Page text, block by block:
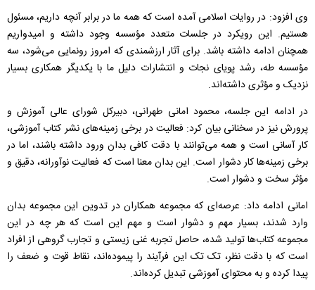
وی افزود: در روایات اسلامی آمده است که همه ما در برابر آنچه داریم، مسئول
هستیم. این رویکرد در جلسات متعدد مؤسسه وجود داشته و امیدواریم
همچنان ادامه داشته باشد. برای آثار ارزشمندی که امروز رونمایی می‌شود، سه
مؤسسه طه، رشد پویای نجات و انتشارات دلیل ما با یکدیگر همکاری بسیار
نزدیک و مؤثری داشته‌اند.
در ادامه این جلسه، محمود امانی طهرانی، دبیرکل شورای عالی آموزش و
پرورش نیز در سخنانی بیان کرد: فعالیت در برخی زمینه‌های نشر کتاب آموزشی،
کار آسانی است و همه می‌توانند با دقت کافی بدان ورود داشته باشند، اما در
برخی زمینه‌ها کار دشوار است. این بدان معنا است که فعالیت نوآورانه، دقیق و
مؤثر سخت و دشوار است.
امانی ادامه داد: عرصه‌ای که مجموعه همکاران در تدوین این مجموعه بدان
وارد شدند، بسیار مهم و دشوار است و مهم ‌این است که هر چه در این
مجموعه کتاب‌ها تولید شده، حاصل تجربه غنی زیستی و تجارب گروهی از ‌افراد
است که با دقت نظر، تک تک این فرآیند را پیموده‌اند، نقاط قوت و ضعف را
پیدا کرده و به محتوای آموزشی تبدیل کرده‌اند.